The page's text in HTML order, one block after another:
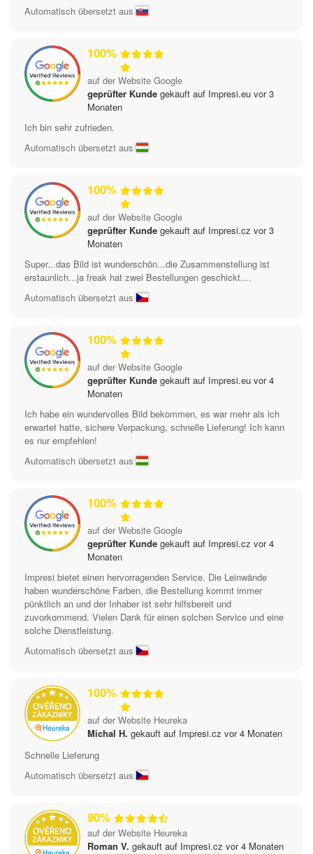
Automatisch übersetzt aus
100%
auf der Website Google
geprüfter Kunde gekauft auf Impresi.eu vor 3
Monaten
Ich bin sehr zufrieden.
Automatisch übersetzt aus
100%
auf der Website Google
geprüfter Kunde gekauft auf Impresi.cz vor 3
Monaten
Super...das Bild ist wunderschön...die Zusammenstellung ist
erstaunlich...ja freak hat zwei Bestellungen geschickt....
Automatisch übersetzt aus
100%
auf der Website Google
geprüfter Kunde gekauft auf Impresi.eu vor 4
Monaten
Ich habe ein wundervolles Bild bekommen, es war mehr als ich
erwartet hatte, sichere Verpackung, schnelle Lieferung! Ich kann
es nur empfehlen!
Automatisch übersetzt aus
100%
auf der Website Google
geprüfter Kunde gekauft auf Impresi.cz vor 4
Monaten
Impresi bietet einen hervorragenden Service. Die Leinwände
haben wunderschöne Farben, die Bestellung kommt immer
pünktlich an und der Inhaber ist sehr hilfsbereit und
zuvorkommend. Vielen Dank für einen solchen Service und eine
solche Dienstleistung.
Automatisch übersetzt aus
100%
auf der Website Heureka
Michal H. gekauft auf Impresi.cz vor 4 Monaten
Schnelle Lieferung
Automatisch übersetzt aus
90%
auf der Website Heureka
Roman V. gekauft auf Impresi.cz vor 4 Monaten